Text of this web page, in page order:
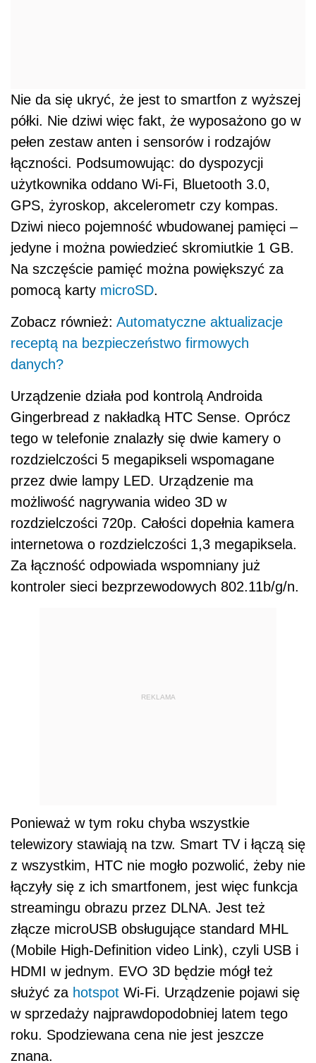
Nie da się ukryć, że jest to smartfon z wyższej
półki. Nie dziwi więc fakt, że wyposażono go w
pełen zestaw anten i sensorów i rodzajów
łączności. Podsumowując: do dyspozycji
użytkownika oddano Wi-Fi, Bluetooth 3.0,
GPS, żyroskop, akcelerometr czy kompas.
Dziwi nieco pojemność wbudowanej pamięci –
jedyne i można powiedzieć skromiutkie 1 GB.
Na szczęście pamięć można powiększyć za
pomocą karty microSD.
Zobacz również: Automatyczne aktualizacje
receptą na bezpieczeństwo firmowych
danych?
Urządzenie działa pod kontrolą Androida
Gingerbread z nakładką HTC Sense. Oprócz
tego w telefonie znalazły się dwie kamery o
rozdzielczości 5 megapikseli wspomagane
przez dwie lampy LED. Urządzenie ma
możliwość nagrywania wideo 3D w
rozdzielczości 720p. Całości dopełnia kamera
internetowa o rozdzielczości 1,3 megapiksela.
Za łączność odpowiada wspomniany już
kontroler sieci bezprzewodowych 802.11b/g/n.
REKLAMA
Ponieważ w tym roku chyba wszystkie
telewizory stawiają na tzw. Smart TV i łączą się
z wszystkim, HTC nie mogło pozwolić, żeby nie
łączyły się z ich smartfonem, jest więc funkcja
streamingu obrazu przez DLNA. Jest też
złącze microUSB obsługujące standard MHL
(Mobile High-Definition video Link), czyli USB i
HDMI w jednym. EVO 3D będzie mógł też
służyć za hotspot Wi-Fi. Urządzenie pojawi się
w sprzedaży najprawdopodobniej latem tego
roku. Spodziewana cena nie jest jeszcze
znana.